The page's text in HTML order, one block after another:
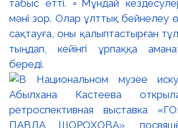
табыс етті. ▫️Мұндай
мәні зор. Олар ұлттық бейнелеу
сақтауға, оны қалыптастырған
тыңдап, кейінгі ұрпаққа
береді.